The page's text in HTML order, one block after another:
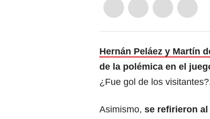
Hernán Peláez y Martín
de la polémica en el
¿Fue gol de los
Asimismo, se refirieron